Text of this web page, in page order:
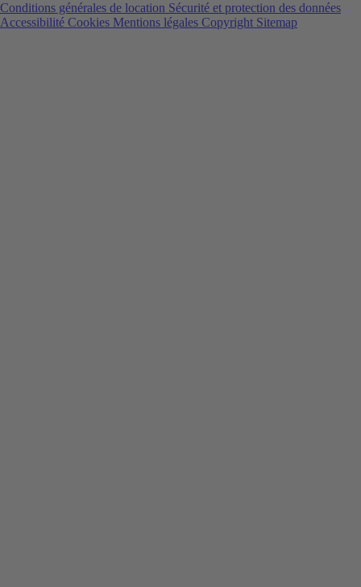
Conditions générales de location Sécurité et protection des données
Accessibilité Cookies Mentions légales Copyright Sitemap